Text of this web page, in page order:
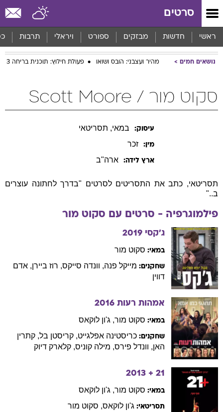
סרטים
ראשי חדשות מבזקים ספורט ויראלי תרבות
נושאים חמים מהיר ועצבני: הובס ושואו פעולת חילוץ: תוכנית בריחה 3
סקוט מור / Scott Moore
עיסוק: במאי, תסריטאי
מין: זכר
ארץ לידה: ארה"ב
תסריטאי, כתב את התסריטים לסרטים "בדרך לחתונה עוצרים
ב.."
פילמוגרפיה - סרטים עם סקוט מור
ג'קסי 2019
במאי: סקוט מור
שחקנים: מייקל פנה, וונדה סייקס, רוז ביירן, אדם
דווין
אמהות רעות 2016
במאי: סקוט מור, ג'ון לוקאס
שחקנים: כריסטינה אפלגייט, קריסטן בל, קתרין
האן, וונדל פירס, מילה קוניס, קלארק דיוק
21 +
2013
במאי: סקוט מור, ג'ון לוקאס
תסריטאי: ג'ון לוקאס, סקוט מור